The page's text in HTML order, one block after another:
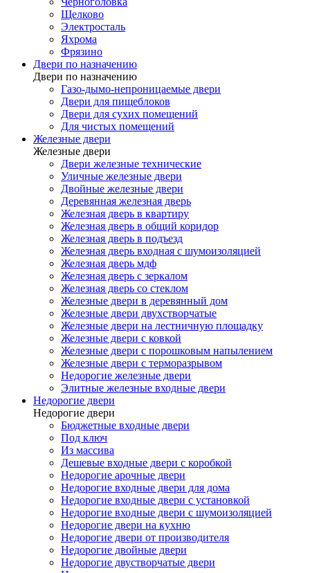
Щелково
Электросталь
Яхрома
Фрязино
Двери по назначению
Двери по назначению
Газо-дымо-непроницаемые двери
Двери для пищеблоков
Двери для сухих помещений
Для чистых помещений
Железные двери
Железные двери
Двери железные технические
Уличные железные двери
Двойные железные двери
Деревянная железная дверь
Железная дверь в квартиру
Железная дверь в общий коридор
Железная дверь в подъезд
Железная дверь входная с шумоизоляцией
Железная дверь мдф
Железная дверь с зеркалом
Железная дверь со стеклом
Железные двери в деревянный дом
Железные двери двухстворчатые
Железные двери на лестничную площадку
Железные двери с ковкой
Железные двери с порошковым напылением
Железные двери с терморазрывом
Недорогие железные двери
Элитные железные входные двери
Недорогие двери
Недорогие двери
Бюджетные входные двери
Под ключ
Из массива
Дешевые входные двери с коробкой
Недорогие арочные двери
Недорогие входные двери для дома
Недорогие входные двери с установкой
Недорогие входные двери с шумоизоляцией
Недорогие двери на кухню
Недорогие двери от производителя
Недорогие двойные двери
Недорогие двустворчатые двери